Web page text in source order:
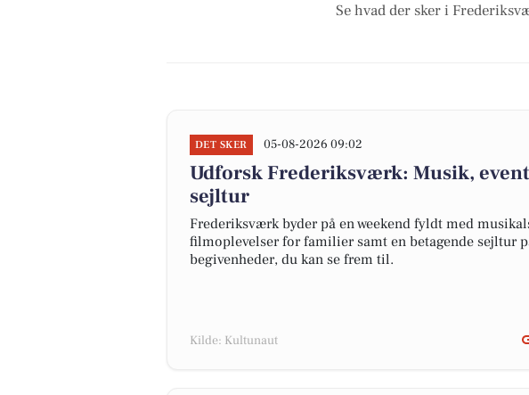
Se hvad der sker i
DET SKER 05-08-2026 09:02
Udforsk Frederiksværk: Musik,
sejltur
Frederiksværk byder på en weekend fyldt med
filmoplevelser for familier samt en betagende sejltur
begivenheder, du kan se frem til.
Kilde: Kultunaut